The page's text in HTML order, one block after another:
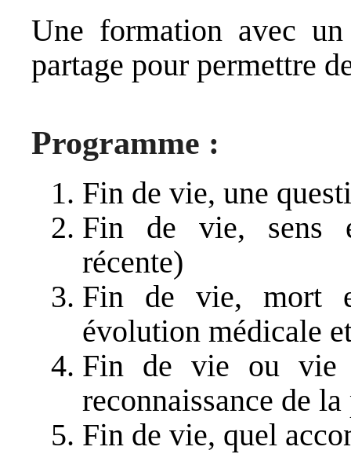
Une formation avec
partage pour permettre
Programme :
Fin de vie, une
Fin de vie, sens
récente)
Fin de vie, mort
évolution médicale
Fin de vie ou vie
reconnaissance de
Fin de vie, quel